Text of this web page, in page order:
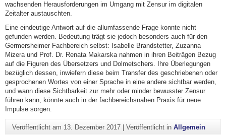
wachsenden Herausforderungen im Umgang mit Zensur im digitalen
Zeitalter austauschten.
Eine eindeutige Antwort auf die allumfassende Frage konnte nicht
gefunden werden. Bedeutung trägt sie jedoch besonders auch für den
Germersheimer Fachbereich selbst: Isabelle Brandstetter, Zuzanna
Mizera und Prof. Dr. Renata Makarska nahmen in ihren Beiträgen Bezug
auf die Figuren des Übersetzers und Dolmetschers. Ihre Überlegungen
bezüglich dessen, inwiefern diese beim Transfer des geschriebenen oder
gesprochenen Wortes von einer Sprache in eine andere sichtbar werden,
und wann diese Sichtbarkeit zur mehr oder minder bewusster Zensur
führen kann, könnte auch in der fachbereichsnahen Praxis für neue
Impulse sorgen.
Veröffentlicht am 13. Dezember 2017| Veröffentlicht in Allgemein